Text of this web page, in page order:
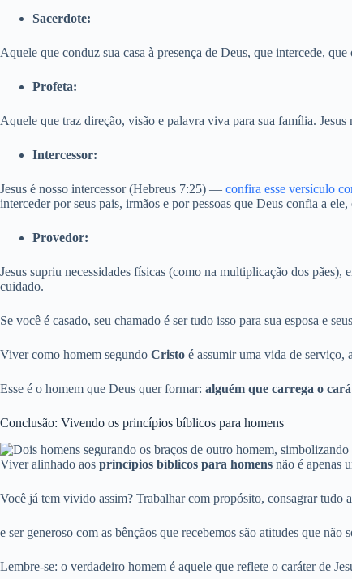
Sacerdote:
Aquele que conduz sua casa à presença de Deus, que intercede,
Profeta:
Aquele que traz direção, visão e palavra viva para sua família.
Intercessor:
Jesus é nosso intercessor (Hebreus 7:25) — confira esse versículo
interceder por seus pais, irmãos e por pessoas que Deus confia a
Provedor:
Jesus supriu necessidades físicas (como na multiplicação dos
cuidado.
Se você é casado, seu chamado é ser tudo isso para sua esposa e
Viver como homem segundo Cristo é assumir uma vida de serviço,
Esse é o homem que Deus quer formar: alguém que carrega o
Conclusão: Vivendo os princípios bíblicos para homens
Viver alinhado aos princípios bíblicos para homens não é apenas
Você já tem vivido assim? Trabalhar com propósito, consagrar tudo
e ser generoso com as bênçãos que recebemos são atitudes que
Lembre-se: o verdadeiro homem é aquele que reflete o caráter de